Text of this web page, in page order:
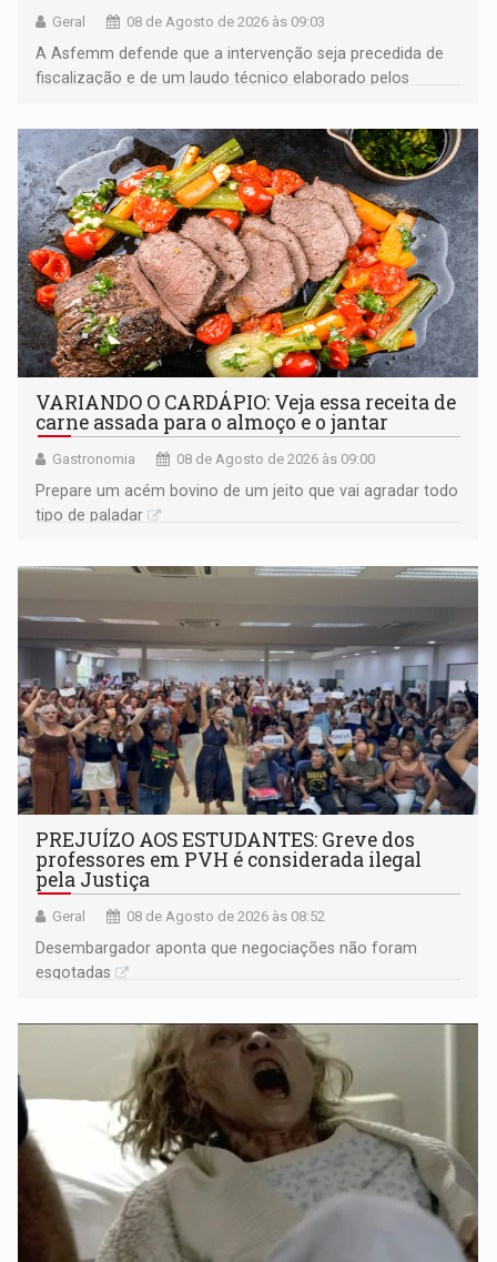
Geral 08 de Agosto de 2026 às 09:03
A Asfemm defende que a intervenção seja precedida de
fiscalização e de um laudo técnico elaborado pelos
VARIANDO O CARDÁPIO: Veja essa receita de
carne assada para o almoço e o jantar
Gastronomia 08 de Agosto de 2026 às 09:00
Prepare um acém bovino de um jeito que vai agradar todo
tipo de paladar
PREJUÍZO AOS ESTUDANTES: Greve dos
professores em PVH é considerada ilegal
pela Justiça
Geral 08 de Agosto de 2026 às 08:52
Desembargador aponta que negociações não foram
esgotadas